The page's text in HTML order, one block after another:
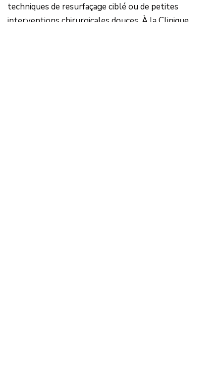
techniques de resurfaçage ciblé ou de petites
interventions chirurgicales douces. À la Clinique